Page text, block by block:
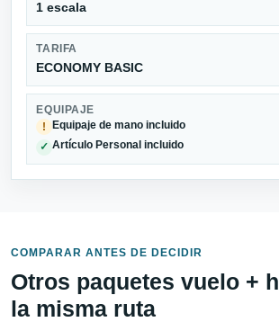
1 escala
TARIFA
ECONOMY BASIC
EQUIPAJE
!
Equipaje de mano incluido
✓ Artículo Personal incluido
COMPARAR ANTES DE DECIDIR
Otros paquetes vuelo +
la misma ruta